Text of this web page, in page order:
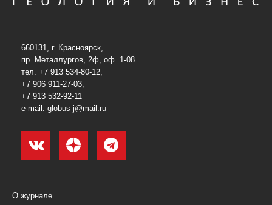
660131, г. Красноярск,
пр. Металлургов, 2ф, оф. 1-08
тел. +7 913 534-80-12,
+7 906 911-27-03,
+7 913 532-92-11
e-mail: globus-j@mail.ru
О журнале